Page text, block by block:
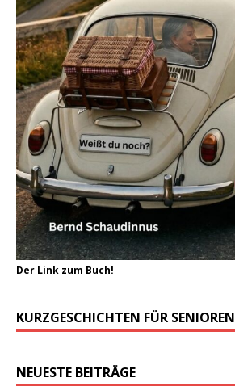
Der Link zum Buch!
KURZGESCHICHTEN FÜR SENIOREN
NEUESTE BEITRÄGE